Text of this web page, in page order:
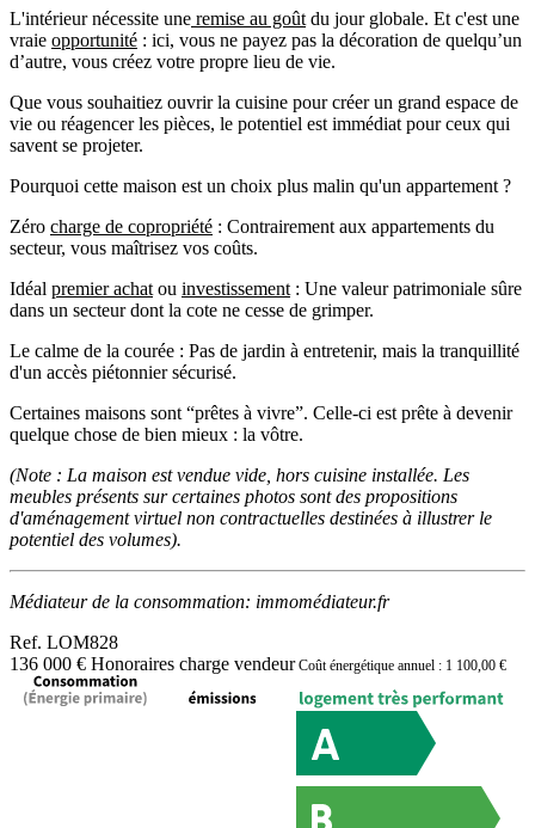
L'intérieur nécessite une remise au goût du jour globale. Et c'est une
vraie opportunité : ici, vous ne payez pas la décoration de quelqu’un
d’autre, vous créez votre propre lieu de vie.
Que vous souhaitiez ouvrir la cuisine pour créer un grand espace de
vie ou réagencer les pièces, le potentiel est immédiat pour ceux qui
savent se projeter.
Pourquoi cette maison est un choix plus malin qu'un appartement ?
Zéro charge de copropriété : Contrairement aux appartements du
secteur, vous maîtrisez vos coûts.
Idéal premier achat ou investissement : Une valeur patrimoniale sûre
dans un secteur dont la cote ne cesse de grimper.
Le calme de la courée : Pas de jardin à entretenir, mais la tranquillité
d'un accès piétonnier sécurisé.
Certaines maisons sont “prêtes à vivre”. Celle-ci est prête à devenir
quelque chose de bien mieux : la vôtre.
(Note : La maison est vendue vide, hors cuisine installée. Les
meubles présents sur certaines photos sont des propositions
d'aménagement virtuel non contractuelles destinées à illustrer le
potentiel des volumes).
Médiateur de la consommation: immomédiateur.fr
Ref. LOM828
136 000 € Honoraires charge vendeurCoût énergétique annuel : 1 100,00 €